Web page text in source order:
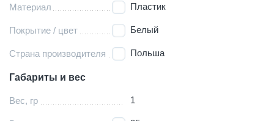
Материал Пластик
Покрытие / цвет Белый
Страна производителя Польша
Габариты и вес
Вес, гр 1